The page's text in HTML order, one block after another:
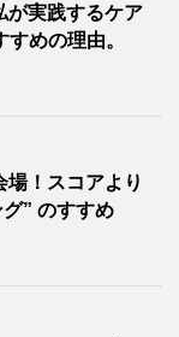
実践するケア
めの理由。
場！スコアより
” のすすめ